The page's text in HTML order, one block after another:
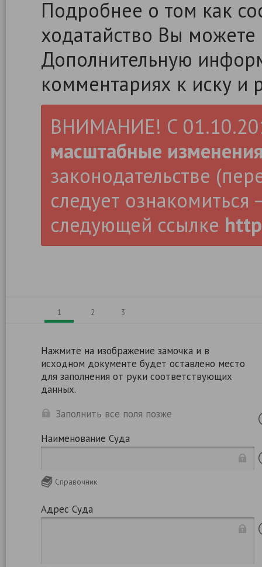
Подробнее о том как
ходатайство Вы
Дополнительную
комментариях к иску и
ВНИМАНИЕ! С
масштабные
законодательстве
следует ознакомиться
следующей ссылке
1 2 3
Нажмите на изображение замочка и в
исходном документе будет оставлено место
для заполнения от руки соответствующих
данных.
Заполнить все поля позже
Наименование Суда
Справочник
Адрес Суда